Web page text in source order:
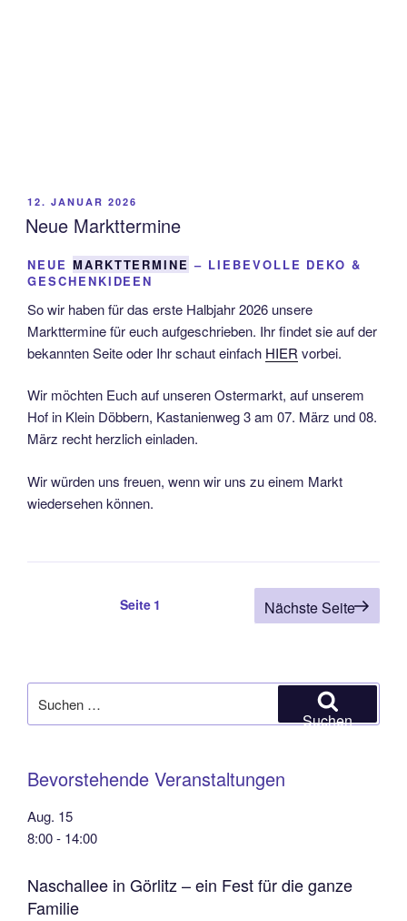
VERÖFFENTLICHT
AM
12. JANUAR 2026
Neue Markttermine
NEUE MARKTTERMINE – LIEBEVOLLE DEKO &
GESCHENKIDEEN
So wir haben für das erste Halbjahr 2026 unsere
Markttermine für euch aufgeschrieben. Ihr findet sie auf der
bekannten Seite oder Ihr schaut einfach HIER vorbei.
Wir möchten Euch auf unseren Ostermarkt, auf unserem
Hof in Klein Döbbern, Kastanienweg 3 am 07. März und 08.
März recht herzlich einladen.
Wir würden uns freuen, wenn wir uns zu einem Markt
wiedersehen können.
Seitennummerierung
Seite 1 Nächste Seite
nach:
Suchen
Bevorstehende Veranstaltungen
Aug. 15
8:00- 14:00
Naschallee in Görlitz – ein Fest für die ganze
Familie